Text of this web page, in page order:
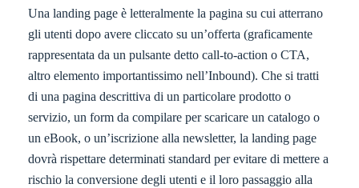
Una landing page è letteralmente la pagina su cui atterrano
gli utenti dopo avere cliccato su un’offerta (graficamente
rappresentata da un pulsante detto call-to-action o CTA,
altro elemento importantissimo nell’Inbound). Che si tratti
di una pagina descrittiva di un particolare prodotto o
servizio, un form da compilare per scaricare un catalogo o
un eBook, o un’iscrizione alla newsletter, la landing page
dovrà rispettare determinati standard per evitare di mettere a
rischio la conversione degli utenti e il loro passaggio alla